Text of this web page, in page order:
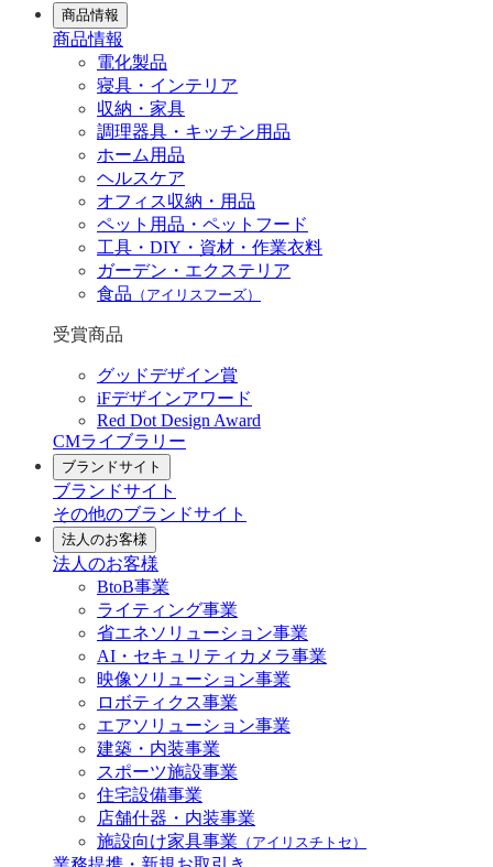
商品情報
商品情報
電化製品
寝具・インテリア
収納・家具
調理器具・キッチン用品
ホーム用品
ヘルスケア
オフィス収納・用品
ペット用品・ペットフード
工具・DIY・資材・作業衣料
ガーデン・エクステリア
食品 （アイリスフーズ）
受賞商品
グッドデザイン賞
iFデザインアワード
Red Dot Design Award
CMライブラリー
ブランドサイト
ブランドサイト
その他のブランドサイト
法人のお客様
法人のお客様
BtoB事業
ライティング事業
省エネソリューション事業
AI・セキュリティカメラ事業
映像ソリューション事業
ロボティクス事業
エアソリューション事業
建築・内装事業
スポーツ施設事業
住宅設備事業
店舗什器・内装事業
施設向け家具事業 （アイリスチトセ）